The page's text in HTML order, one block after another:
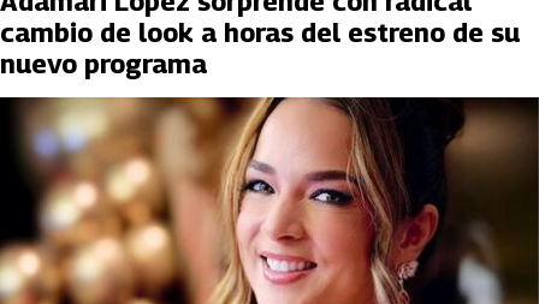
cambio de look a horas del estreno de su
nuevo programa